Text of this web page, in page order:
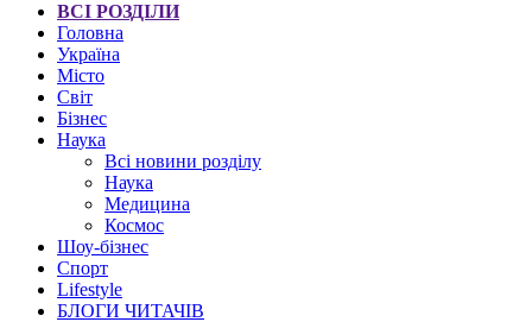
ВСІ РОЗДІЛИ
Головна
Україна
Місто
Світ
Бізнес
Наука
Всі новини розділу
Наука
Медицина
Космос
Шоу-бізнес
Спорт
Lifestyle
БЛОГИ ЧИТАЧІВ